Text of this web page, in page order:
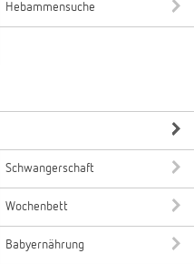
Hebammensuche
Schwangerschaft
Wochenbett
Babyernährung